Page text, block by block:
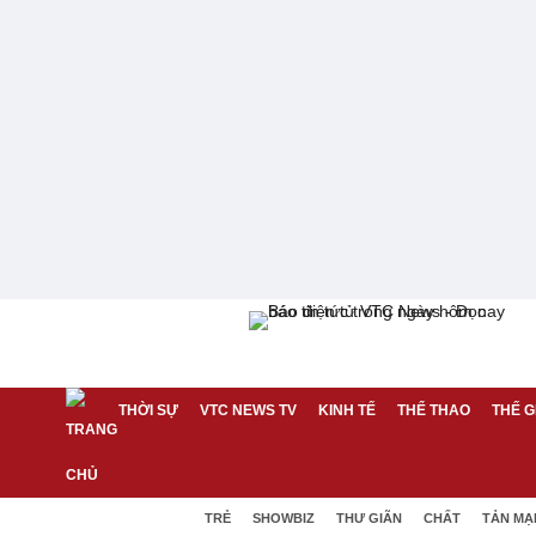
THỜI SỰ VTC NEWS TV KINH TẾ THỂ THAO THẾ
TRẺ SHOWBIZ THƯ GIÃN CHẤT TẢN